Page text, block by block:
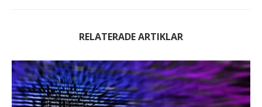
RELATERADE ARTIKLAR